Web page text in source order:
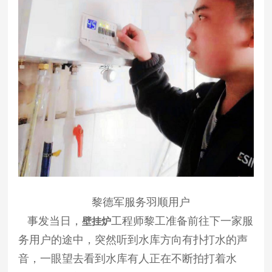
黎德军服务羽顺用户
事发当日，壁挂炉工程师黎工准备前往下一家服
务用户的途中，突然听到水库方向有扑打水的声
音，一眼望去看到水库有人正在不断拍打着水